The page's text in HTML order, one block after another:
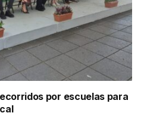
por escuelas para